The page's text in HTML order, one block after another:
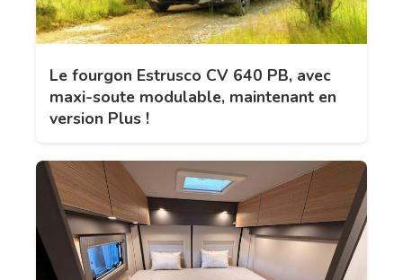
Le fourgon Estrusco CV 640 PB, avec
maxi-soute modulable, maintenant en
version Plus !